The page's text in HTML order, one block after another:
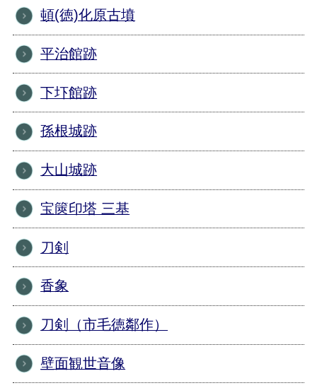
頓(徳)化原古墳
平治館跡
下圷館跡
孫根城跡
大山城跡
宝篋印塔 三基
刀剣
香象
刀剣（市毛徳鄰作）
壁面観世音像